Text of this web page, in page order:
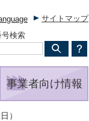
サイトマップ
号検索
事業者向け情報
）